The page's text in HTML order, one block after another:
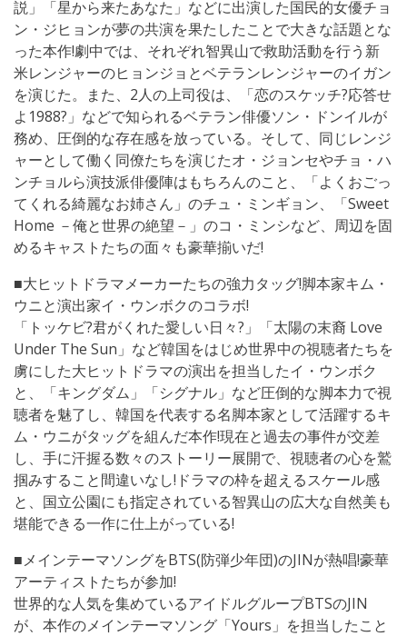
説」「星から来たあなた」などに出演した国民的女優チョ
ン・ジヒョンが夢の共演を果たしたことで大きな話題とな
った本作!劇中では、それぞれ智異山で救助活動を行う新
米レンジャーのヒョンジョとベテランレンジャーのイガン
を演じた。また、2人の上司役は、「恋のスケッチ?応答せ
よ1988?」などで知られるベテラン俳優ソン・ドンイルが
務め、圧倒的な存在感を放っている。そして、同じレンジ
ャーとして働く同僚たちを演じたオ・ジョンセやチョ・ハ
ンチョルら演技派俳優陣はもちろんのこと、「よくおごっ
てくれる綺麗なお姉さん」のチュ・ミンギョン、「Sweet
Home －俺と世界の絶望－」のコ・ミンシなど、周辺を固
めるキャストたちの面々も豪華揃いだ!
■大ヒットドラマメーカーたちの強力タッグ!脚本家キム・
ウニと演出家イ・ウンボクのコラボ!
「トッケビ?君がくれた愛しい日々?」「太陽の末裔 Love
Under The Sun」など韓国をはじめ世界中の視聴者たちを
虜にした大ヒットドラマの演出を担当したイ・ウンボク
と、「キングダム」「シグナル」など圧倒的な脚本力で視
聴者を魅了し、韓国を代表する名脚本家として活躍するキ
ム・ウニがタッグを組んだ本作!現在と過去の事件が交差
し、手に汗握る数々のストーリー展開で、視聴者の心を鷲
掴みすること間違いなし!ドラマの枠を超えるスケール感
と、国立公園にも指定されている智異山の広大な自然美も
堪能できる一作に仕上がっている!
■メインテーマソングをBTS(防弾少年団)のJINが熱唱!豪華
アーティストたちが参加!
世界的な人気を集めているアイドルグループBTSのJIN
が、本作のメインテーマソング「Yours」を担当したこと